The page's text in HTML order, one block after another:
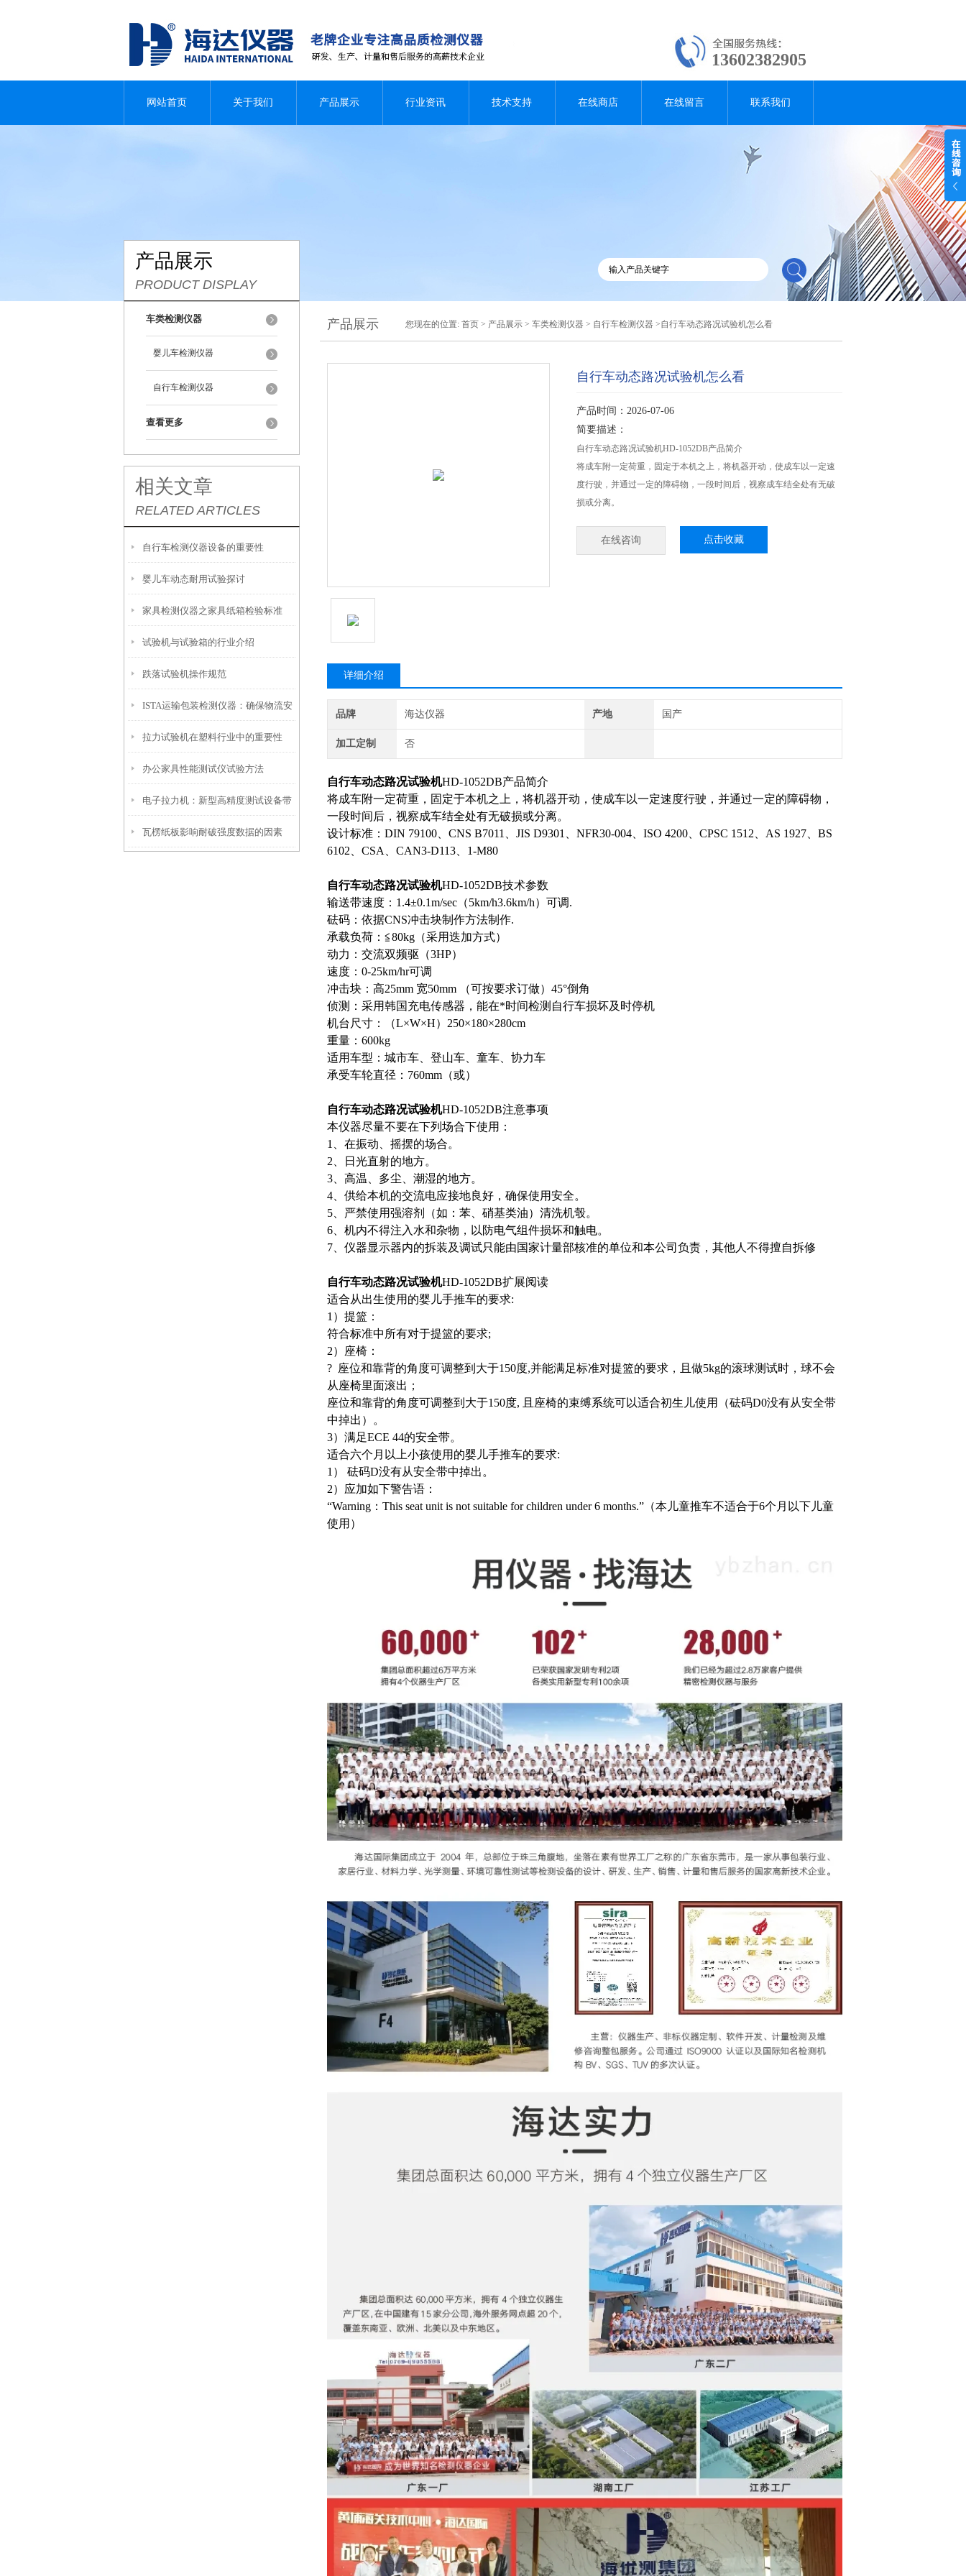
13602382905
网站首页 关于我们 产品展示 行业资讯 技术支持 在线商店 在线留言 联系我们
产品展示
PRODUCT DISPLAY
车类检测仪器
婴儿车检测仪器
自行车检测仪器
查看更多
相关文章
RELATED ARTICLES
自行车检测仪器设备的重要性
婴儿车动态耐用试验探讨
家具检测仪器之家具纸箱检验标准
试验机与试验箱的行业介绍
跌落试验机操作规范
ISTA运输包装检测仪器：确保物流安
全的关键
拉力试验机在塑料行业中的重要性
办公家具性能测试仪试验方法
电子拉力机：新型高精度测试设备带
领工业发展
瓦楞纸板影响耐破强度数据的因素
产品展示 您现在的位置: 首页 > 产品展示 > 车类检测仪器 > 自行车检测仪器 >自行车动态路况试验机怎么看
自行车动态路况试验机怎么看
产品时间：2026-07-06
简要描述：
自行车动态路况试验机HD-1052DB产品简介
将成车附一定荷重，固定于本机之上，将机器开动，使成车以一定速
度行驶，并通过一定的障碍物，一段时间后，视察成车结全处有无破
损或分离。
在线咨询 点击收藏
详细介绍
品牌 海达仪器 产地 国产
加工定制 否
自行车动态路况试验机HD-1052DB产品简介
将成车附一定荷重，固定于本机之上，将机器开动，使成车以一定速度行驶，并通过一定的障碍物，
一段时间后，视察成车结全处有无破损或分离。
设计标准：DIN 79100、CNS B7011、JIS D9301、NFR30-004、ISO 4200、CPSC 1512、AS 1927、BS
6102、CSA、CAN3-D113、1-M80
自行车动态路况试验机HD-1052DB技术参数
输送带速度：1.4±0.1m/sec（5km/h3.6km/h）可调.
砝码：依据CNS冲击块制作方法制作.
承载负荷：≦80kg（采用迭加方式）
动力：交流双频驱（3HP）
速度：0-25km/hr可调
冲击块：高25mm 宽50mm （可按要求订做）45°倒角
侦测：采用韩国充电传感器，能在*时间检测自行车损坏及时停机
机台尺寸：（L×W×H）250×180×280cm
重量：600kg
适用车型：城市车、登山车、童车、协力车
承受车轮直径：760mm（或）
自行车动态路况试验机HD-1052DB注意事项
本仪器尽量不要在下列场合下使用：
1
、在振动、摇摆的场合。
2 、日光直射的地方。
3 、高温、多尘、潮湿的地方。
4 、供给本机的交流电应接地良好，确保使用安全。
5 、严禁使用强溶剂（如：苯、硝基类油）清洗机彀。
6 、机内不得注入水和杂物，以防电气组件损坏和触电。
7 、仪器显示器内的拆装及调试只能由国家计量部核准的单位和本公司负责，其他人不得擅自拆修
自行车动态路况试验机HD-1052DB扩展阅读
适合从出生使用的婴儿手推车的要求:
1） 提篮：
符合标准中所有对于提篮的要求;
2）
座椅：
? 座位和靠背的角度可调整到大于150度,并能满足标准对提篮的要求，且做5kg的滚球测试时，球不会
从座椅里面滚出；
座位和靠背的角度可调整到大于150度, 且座椅的束缚系统可以适合初生儿使用（砝码D0没有从安全带
中掉出）。
3） 满足ECE 44的安全带。
适合六个月以上小孩使用的婴儿手推车的要求:
1） 砝码D没有从安全带中掉出。
2）应加如下警告语：
“Warning：This seat unit is not suitable for children under 6 months.”（本儿童推车不适合于6个月以下儿童
使用）